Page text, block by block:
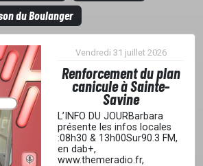
du Boulanger
Vendredi 31 juillet 2026
Renforcement du plan
canicule à Sainte-
Savine
L’INFO DU JOURBarbara
présente les infos locales
:08h30 & 13h00Sur90.3 FM,
en dab+,
www.themeradio.fr,